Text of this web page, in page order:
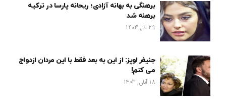
برهنگی به بهانه آزادی؛ ریحانه پارسا در ترکیه
برهنه شد
29 آذر, 1403
جنیفر لوپز: از این به بعد فقط با این مردان ازدواج
می کنم!
18 آبان, 1403